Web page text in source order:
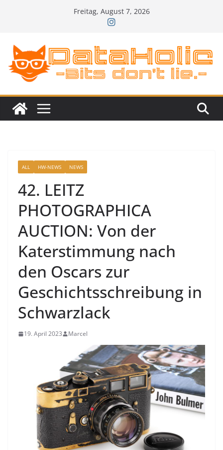
Freitag, August 7, 2026
ALL HW-NEWS NEWS
42. LEITZ
PHOTOGRAPHICA
AUCTION: Von der
Katerstimmung nach
den Oscars zur
Geschichtsschreibung in
Schwarzlack
19. April 2023 Marcel